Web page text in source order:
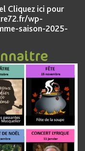
Cliquez ici pour
wp-
saison-2025-